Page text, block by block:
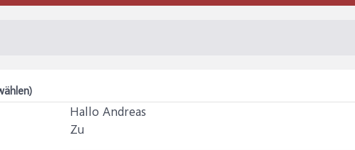
Hallo Andreas
Zu